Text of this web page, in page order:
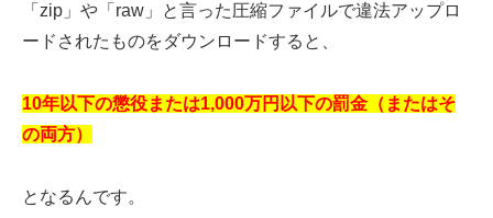
「zip」や「raw」と言った圧縮ファイルで違法アップロ
ードされたものをダウンロードすると、
10年以下の懲役または1,000万円以下の罰金（またはそ
の両方）
となるんです。